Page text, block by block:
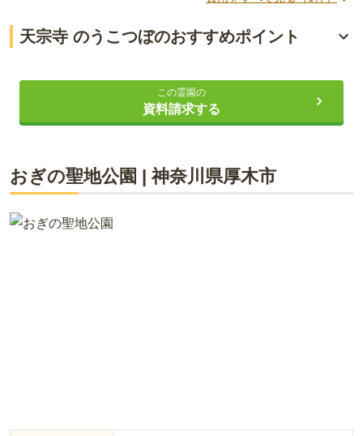
天宗寺 のうこつぼのおすすめポイント
一室ずつ納骨室が分かれた集合型のお墓
お寺が大切に管理・供養
ライフドット編集部
この霊園の
資料請求する
おぎの聖地公園 |神奈川県厚木市